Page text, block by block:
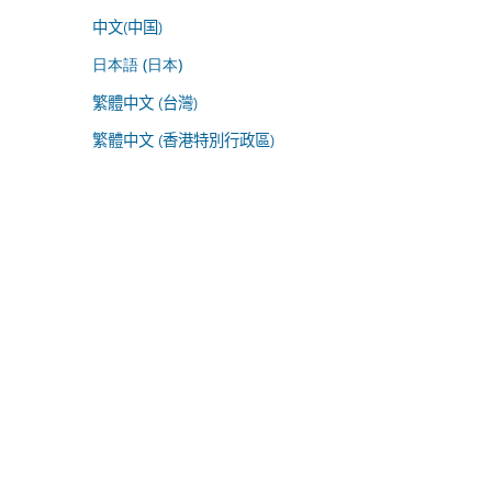
中文(中国)
日本語 (日本)
繁體中文 (台灣)
繁體中文 (香港特別行政區)